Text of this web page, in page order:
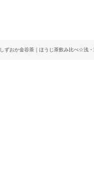
しずおか金谷茶｜ほうじ茶飲み比べ☆浅